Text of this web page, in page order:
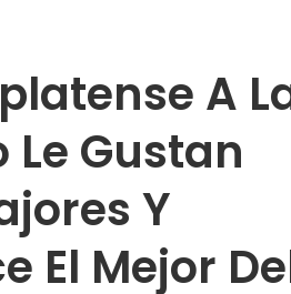
A
Le Gustan
Y
El Mejor